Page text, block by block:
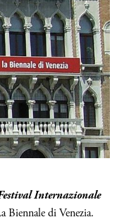
Internazionale
Biennale di Venezia.